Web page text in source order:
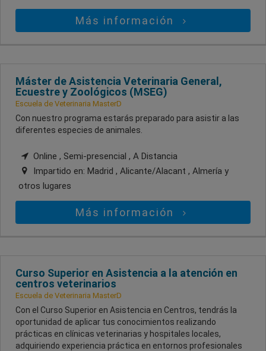
Más información
Máster de Asistencia Veterinaria General,
Ecuestre y Zoológicos (MSEG)
Escuela de Veterinaria MasterD
Con nuestro programa estarás preparado para asistir a las
diferentes especies de animales.
Online , Semi-presencial , A Distancia
Impartido en: Madrid , Alicante/Alacant , Almería y
otros lugares
Más información
Curso Superior en Asistencia a la atención en
centros veterinarios
Escuela de Veterinaria MasterD
Con el Curso Superior en Asistencia en Centros, tendrás la
oportunidad de aplicar tus conocimientos realizando
prácticas en clínicas veterinarias y hospitales locales,
adquiriendo experiencia práctica en entornos profesionales